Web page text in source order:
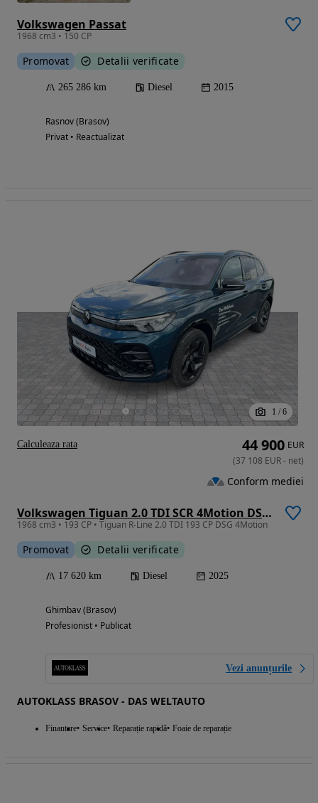
Volkswagen Passat
1968 cm3 • 150 CP
Promovat Detalii verificate
265 286 km Diesel 2015
Rasnov (Brasov)
Privat • Reactualizat
1 / 6
Volkswagen Tiguan 2.0 TDI SCR 4Motion DSG R-Line
1968 cm3 • 193 CP • Tiguan R-Line 2.0 TDI 193 CP DSG 4Motion
Promovat Detalii verificate
17 620 km Diesel 2025
Ghimbav (Brasov)
Profesionist • Publicat
Vezi anunțurile
AUTOKLASS BRASOV - DAS WELTAUTO
Finantare Service Reparație rapidă Foaie de reparație
44 900 EUR
(37 108 EUR- net)
Conform mediei
Calculeaza rata